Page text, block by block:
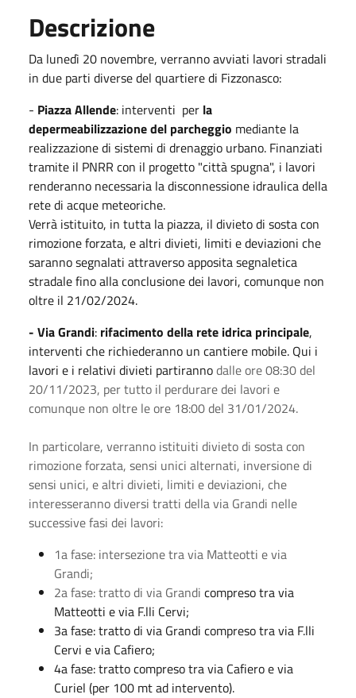
Descrizione
Da lunedì 20 novembre, verranno avviati lavori stradali
in due parti diverse del quartiere di Fizzonasco:
- Piazza Allende: interventi per la
depermeabilizzazione del parcheggio mediante la
realizzazione di sistemi di drenaggio urbano. Finanziati
tramite il PNRR con il progetto "città spugna", i lavori
renderanno necessaria la disconnessione idraulica della
rete di acque meteoriche.
Verrà istituito, in tutta la piazza, il divieto di sosta con
rimozione forzata, e altri divieti, limiti e deviazioni che
saranno segnalati attraverso apposita segnaletica
stradale fino alla conclusione dei lavori, comunque non
oltre il 21/02/2024.
- Via Grandi: rifacimento della rete idrica principale,
interventi che richiederanno un cantiere mobile. Qui i
lavori e i relativi divieti partirannodalle ore 08:30 del
20/11/2023, per tutto il perdurare dei lavori e
comunque non oltre le ore 18:00 del 31/01/2024.
In particolare, verranno istituiti divieto di sosta con
rimozione forzata, sensi unici alternati, inversione di
sensi unici, e altri divieti, limiti e deviazioni, che
interesseranno diversi tratti della via Grandi nelle
successive fasi dei lavori:
1a fase: intersezione tra via Matteotti e via
Grandi;
2a fase: tratto di via Grandi compreso tra via
Matteotti e via F.lli Cervi;
3a fase: tratto di via Grandi compreso tra via F.lli
Cervi e via Cafiero;
4a fase: tratto compreso tra via Cafiero e via
Curiel (per 100 mt ad intervento).